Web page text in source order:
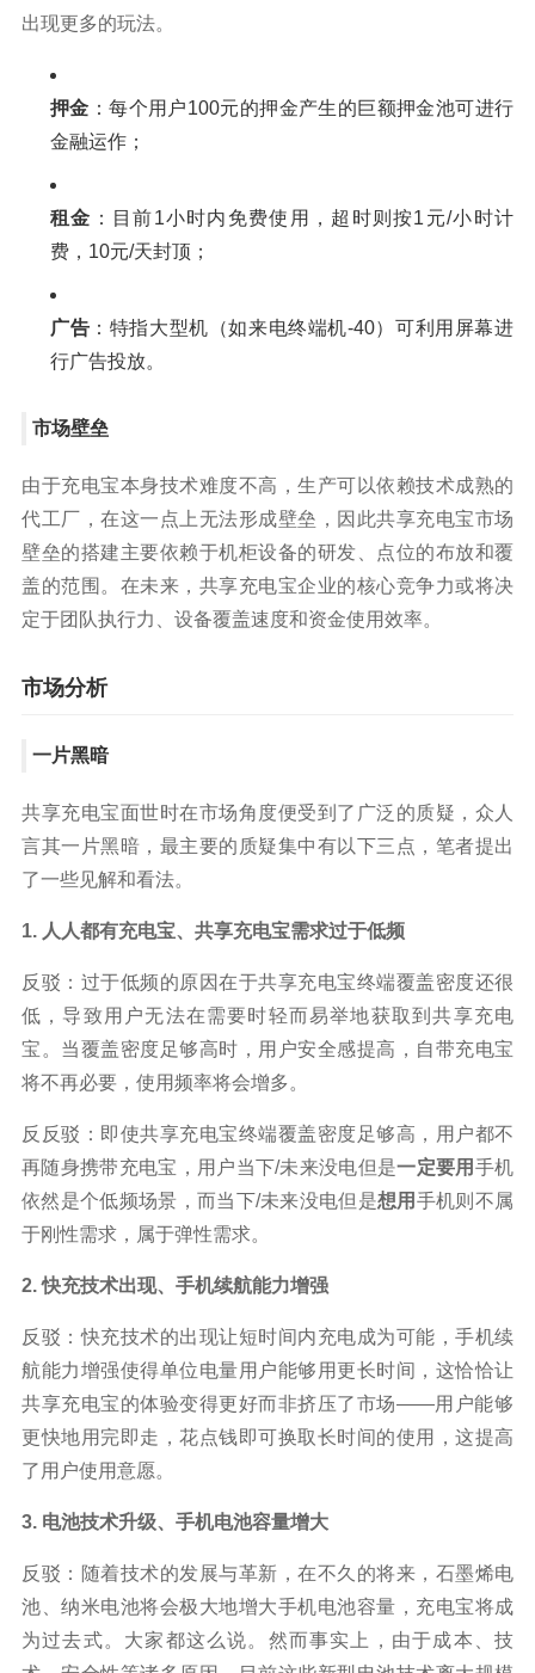
出现更多的玩法。
押金 ：每个用户100元的押金产生的巨额押金池可进行
金融运作；
租金 ：目前1小时内免费使用，超时则按1元/小时计
费，10元/天封顶；
广告 ：特指大型机（如来电终端机-40）可利用屏幕进
行广告投放。
市场壁垒
由于充电宝本身技术难度不高，生产可以依赖技术成熟的
代工厂，在这一点上无法形成壁垒，因此共享充电宝市场
壁垒的搭建主要依赖于机柜设备的研发、点位的布放和覆
盖的范围。在未来，共享充电宝企业的核心竞争力或将决
定于团队执行力、设备覆盖速度和资金使用效率。
市场分析
一片黑暗
共享充电宝面世时在市场角度便受到了广泛的质疑，众人
言其一片黑暗，最主要的质疑集中有以下三点，笔者提出
了一些见解和看法。
1. 人人都有充电宝、共享充电宝需求过于低频
反驳：过于低频的原因在于共享充电宝终端覆盖密度还很
低，导致用户无法在需要时轻而易举地获取到共享充电
宝。当覆盖密度足够高时，用户安全感提高，自带充电宝
将不再必要，使用频率将会增多。
反反驳：即使共享充电宝终端覆盖密度足够高，用户都不
再随身携带充电宝，用户当下/未来没电但是一定要用 手机
依然是个低频场景，而当下/未来没电但是想用 手机则不属
于刚性需求，属于弹性需求。
2. 快充技术出现、手机续航能力增强
反驳：快充技术的出现让短时间内充电成为可能，手机续
航能力增强使得单位电量用户能够用更长时间，这恰恰让
共享充电宝的体验变得更好而非挤压了市场——用户能够
更快地用完即走，花点钱即可换取长时间的使用，这提高
了用户使用意愿。
3. 电池技术升级、手机电池容量增大
反驳：随着技术的发展与革新，在不久的将来，石墨烯电
池、纳米电池将会极大地增大手机电池容量，充电宝将成
为过去式。大家都这么说。然而事实上，由于成本、技